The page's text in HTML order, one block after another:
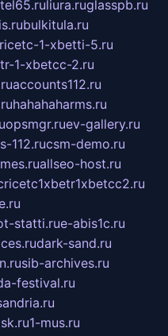
liura.ruglasspb.ru
bulkitula.ru
1-xbetti-5.ru
1-xbetcc-2.ru
accounts112.ru
hahahaharms.ru
opsmgr.ruev-gallery.ru
112.rucsm-demo.ru
allseo-host.ru
statti.rue-abis1c.ru
dark-sand.ru
sib-archives.ru
festival.ru
1-mus.ru